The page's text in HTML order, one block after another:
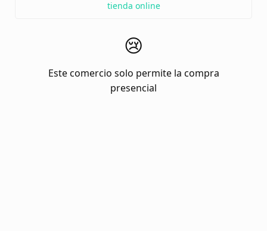
tienda online
😢
Este comercio solo permite la compra
presencial